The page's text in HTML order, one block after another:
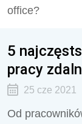
office?
5
pracy
25 cze 2021
Od